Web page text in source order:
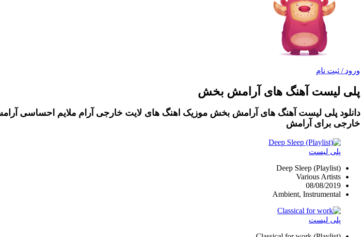
ورود / ثبت نام
پلی لیست آهنگ های آرامش بخش
دانلود پلی لیست آهنگ های آرامش بخش موزیک اهنگ های لایت خارجی آرام ملایم احساسی
خارجی برای آرامش
پلی لیست
Deep Sleep (Playlist)
Various Artists
08/08/2019
Ambient, Instrumental
پلی لیست